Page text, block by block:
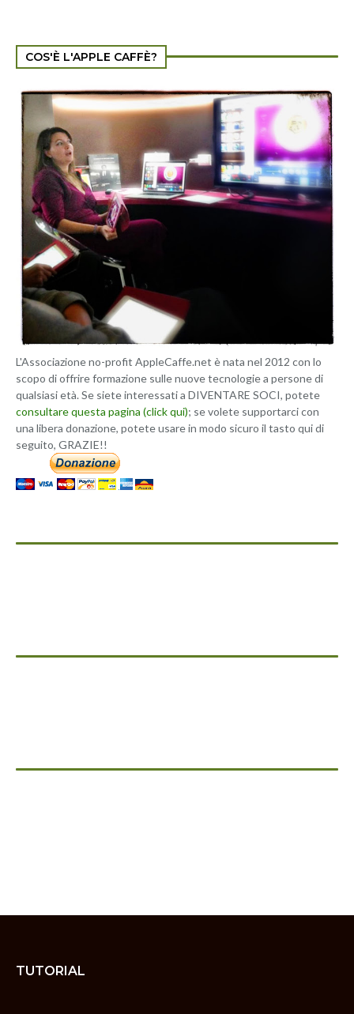
COS'È L'APPLE CAFFÈ?
L'Associazione no-profit AppleCaffe.net è nata nel 2012 con lo
scopo di offrire formazione sulle nuove tecnologie a persone di
qualsiasi età. Se siete interessati a DIVENTARE SOCI, potete
consultare questa pagina (click qui); se volete supportarci con
una libera donazione, potete usare in modo sicuro il tasto qui di
seguito, GRAZIE!!
TUTORIAL